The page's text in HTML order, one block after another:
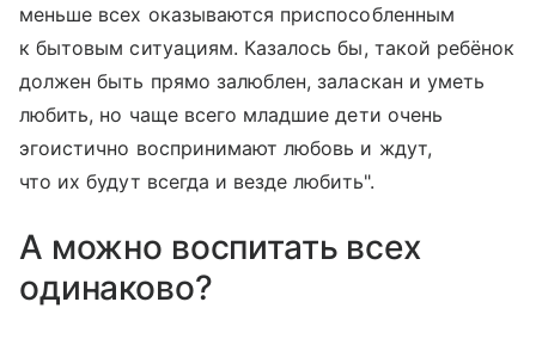
меньше всех оказываются приспособленным
к бытовым ситуациям. Казалось бы, такой ребёнок
должен быть прямо залюблен, заласкан и уметь
любить, но чаще всего младшие дети очень
эгоистично воспринимают любовь и ждут,
что их будут всегда и везде любить".
А можно воспитать всех
одинаково?